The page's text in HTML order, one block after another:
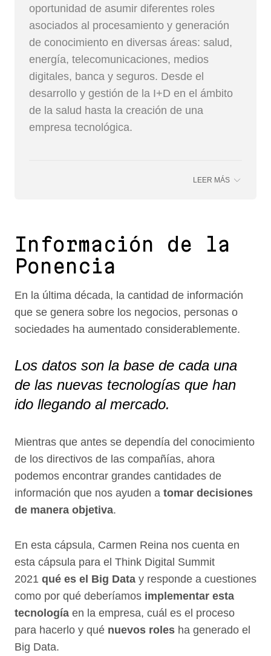
oportunidad de asumir diferentes roles
asociados al procesamiento y generación
de conocimiento en diversas áreas: salud,
energía, telecomunicaciones, medios
digitales, banca y seguros. Desde el
desarrollo y gestión de la I+D en el ámbito
de la salud hasta la creación de una
empresa tecnológica.
LEER MÁS
Información de la
Ponencia
En la última década, la cantidad de información
que se genera sobre los negocios, personas o
sociedades ha aumentado considerablemente.
Los datos son la base de cada una
de las nuevas tecnologías que han
ido llegando al mercado.
Mientras que antes se dependía del conocimiento
de los directivos de las compañías, ahora
podemos encontrar grandes cantidades de
información que nos ayuden a tomar decisiones
de manera objetiva.
En esta cápsula, Carmen Reina nos cuenta en
esta cápsula para el Think Digital Summit
2021 qué es el Big Data y responde a cuestiones
como por qué deberíamos implementar esta
tecnología en la empresa, cuál es el proceso
para hacerlo y qué nuevos roles ha generado el
Big Data.